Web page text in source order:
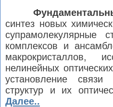
синтез новых
супрамолекулярные
комплексов и
макрокристаллов,
нелинейных
установление
структур и их
Далее..